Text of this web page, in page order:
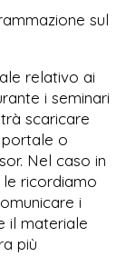
sul
relativo ai
i seminari
scaricare
o
Nel caso in
ricordiamo
i
il materiale
più